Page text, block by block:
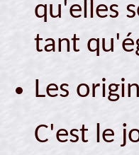
qu'elles
tant
Les
C'est le